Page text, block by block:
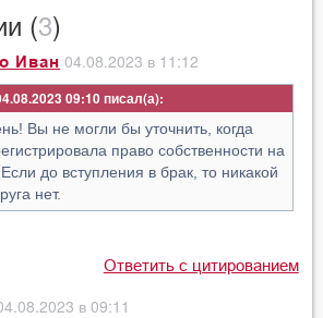
(3)
Иван 04.08.2023 в 11:12
09:10
Вы не могли бы уточнить, когда
право собственности на
до вступления в брак, то никакой
нет.
Ответить с цитированием
в 09:11